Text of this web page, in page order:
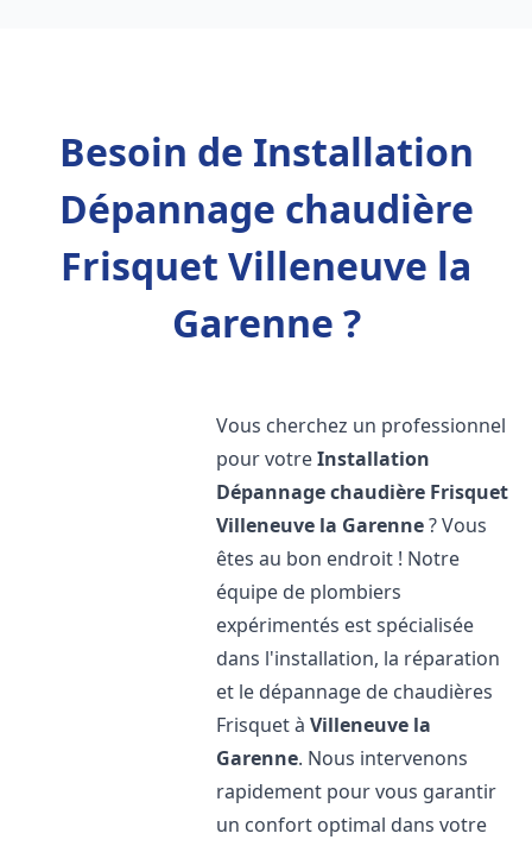
Besoin de Installation
Dépannage chaudière
Frisquet Villeneuve la
Garenne ?
Vous cherchez un professionnel
pour votreInstallation
Dépannage chaudière Frisquet
Villeneuve la Garenne? Vous
êtes au bon endroit ! Notre
équipe de plombiers
expérimentés est spécialisée
dans l'installation, la réparation
et le dépannage de chaudières
Frisquet àVilleneuve la
Garenne. Nous intervenons
rapidement pour vous garantir
un confort optimal dans votre